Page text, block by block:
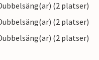
(2 platser)
(2 platser)
(2 platser)